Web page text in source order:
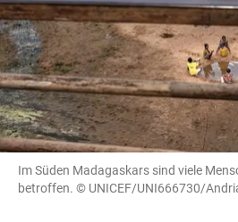
Im Süden Madagaskars sind viele
betroffen. © UNICEF/UNI666730/